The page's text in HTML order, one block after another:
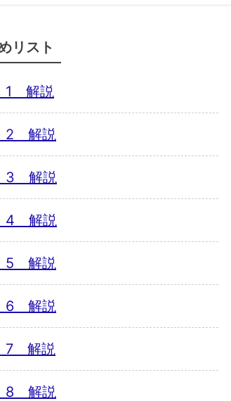
リスト
1 解説
2 解説
3 解説
4 解説
5 解説
6 解説
7 解説
8 解説